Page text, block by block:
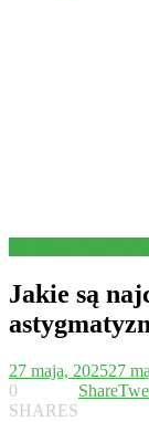
Jakie są
27 maja, 202527
0
SHARES
Share